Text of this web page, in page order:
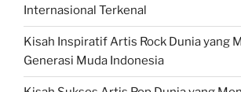
Internasional Terkenal
Kisah Inspiratif Artis Rock Dunia yang
Generasi Muda Indonesia